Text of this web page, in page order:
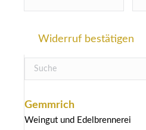
(wiederholen)*
Widerruf bestätigen
Search:
Gemmrich
Weingut und Edelbrennerei